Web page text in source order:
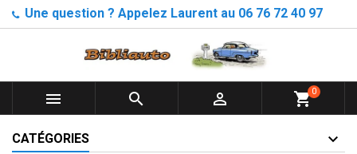
Une question ? Appelez Laurent au 06 76 72 40 97
   shopping_cart0
CATÉGORIES